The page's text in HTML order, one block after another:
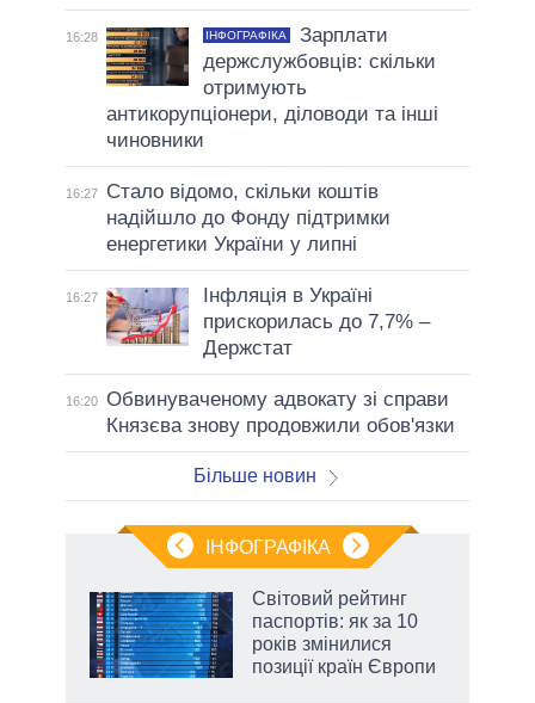
16:28 ІНФОГРАФІКА
Зарплати
держслужбовців: скільки
отримують
антикорупціонери, діловоди та інші
чиновники
16:27
Стало відомо, скільки коштів
надійшло до Фонду підтримки
енергетики України у липні
16:27
Інфляція в Україні
прискорилась до 7,7% –
Держстат
16:20 Обвинуваченому адвокату зі справи
Князєва знову продовжили обов'язки
Більше новин
ІНФОГРАФІКА
Світовий рейтинг
паспортів: як за 10
років змінилися
позиції країн Європи